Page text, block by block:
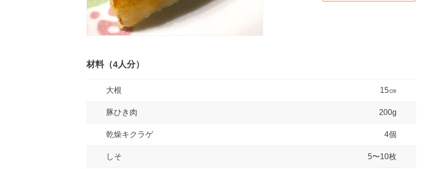
材料（4人分）
大根 15㎝
豚ひき肉 200g
乾燥キクラゲ 4個
しそ 5〜10枚